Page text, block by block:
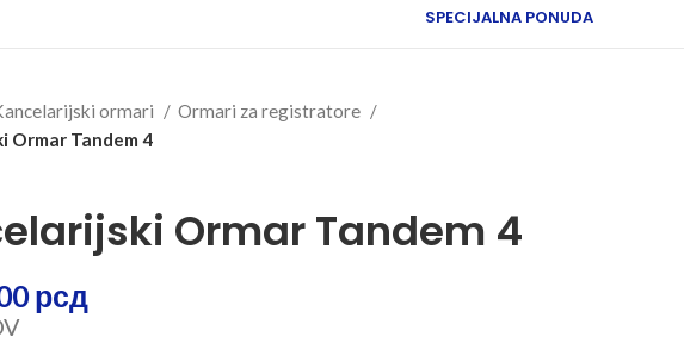
SPECIJALNA PONUDA
ormari
Ormari za registratore
Ormar Tandem 4
Ormar Tandem 4
рсд